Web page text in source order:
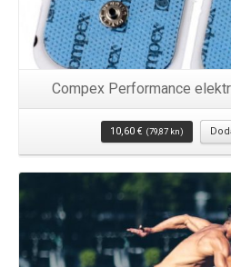
Compex Performance
10,60 € (79,87 kn)